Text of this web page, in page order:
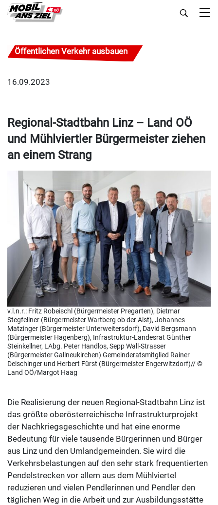
Öffentlichen Verkehr ausbauen
16.09.2023
Regional-Stadtbahn Linz – Land OÖ
und Mühlviertler Bürgermeister ziehen
an einem Strang
v.l.n.r.: Fritz Robeischl (Bürgermeister Pregarten), Dietmar
Stegfellner (Bürgermeister Wartberg ob der Aist), Johannes
Matzinger (Bürgermeister Unterweitersdorf), David Bergsmann
(Bürgermeister Hagenberg), Infrastruktur-Landesrat Günther
Steinkellner, LAbg. Peter Handlos, Sepp Wall-Strasser
(Bürgermeister Gallneukirchen) Gemeinderatsmitglied Rainer
Deischinger und Herbert Fürst (Bürgermeister Engerwitzdorf)// ©
Land OÖ/Margot Haag
Die Realisierung der neuen Regional-Stadtbahn Linz ist
das größte oberösterreichische Infrastrukturprojekt
der Nachkriegsgeschichte und hat eine enorme
Bedeutung für viele tausende Bürgerinnen und Bürger
aus Linz und den Umlandgemeinden. Sie wird die
Verkehrsbelastungen auf den sehr stark frequentierten
Pendelstrecken vor allem aus dem Mühlviertel
reduzieren und vielen Pendlerinnen und Pendler den
täglichen Weg in die Arbeit und zur Ausbildungsstätte